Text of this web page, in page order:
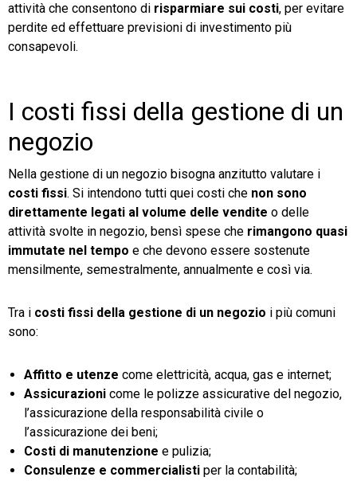
attività che consentono di risparmiare sui costi, per evitare
perdite ed effettuare previsioni di investimento più
consapevoli.
I costi fissi della gestione di un
negozio
Nella gestione di un negozio bisogna anzitutto valutare i
costi fissi. Si intendono tutti quei costi che non sono
direttamente legati al volume delle vendite o delle
attività svolte in negozio, bensì spese che rimangono quasi
immutate nel tempo e che devono essere sostenute
mensilmente, semestralmente, annualmente e così via.
Tra i costi fissi della gestione di un negozio i più comuni
sono:
Affitto e utenze come elettricità, acqua, gas e internet;
Assicurazioni come le polizze assicurative del negozio,
l’assicurazione della responsabilità civile o
l’assicurazione dei beni;
Costi di manutenzione e pulizia;
Consulenze e commercialisti per la contabilità;